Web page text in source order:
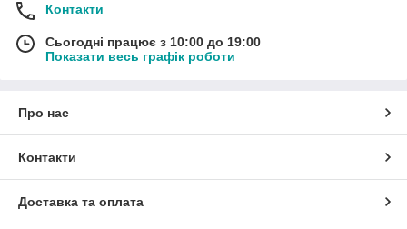
Контакти
Сьогодні працює з 10:00 до 19:00
Показати весь графік роботи
Про нас
Контакти
Доставка та оплата